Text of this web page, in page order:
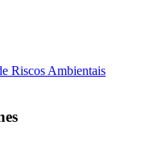
Riscos Ambientais